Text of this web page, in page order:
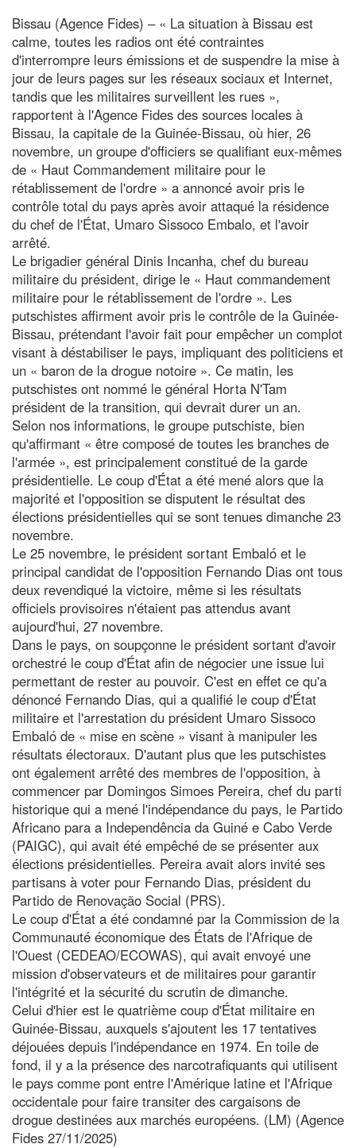
Bissau (Agence Fides) – « La situation à Bissau est
calme, toutes les radios ont été contraintes
d'interrompre leurs émissions et de suspendre la mise à
jour de leurs pages sur les réseaux sociaux et Internet,
tandis que les militaires surveillent les rues »,
rapportent à l'Agence Fides des sources locales à
Bissau, la capitale de la Guinée-Bissau, où hier, 26
novembre, un groupe d'officiers se qualifiant eux-mêmes
de « Haut Commandement militaire pour le
rétablissement de l'ordre » a annoncé avoir pris le
contrôle total du pays après avoir attaqué la résidence
du chef de l'État, Umaro Sissoco Embalo, et l'avoir
arrêté.
Le brigadier général Dinis Incanha, chef du bureau
militaire du président, dirige le « Haut commandement
militaire pour le rétablissement de l'ordre ». Les
putschistes affirment avoir pris le contrôle de la Guinée-
Bissau, prétendant l'avoir fait pour empêcher un complot
visant à déstabiliser le pays, impliquant des politiciens et
un « baron de la drogue notoire ». Ce matin, les
putschistes ont nommé le général Horta N'Tam
président de la transition, qui devrait durer un an.
Selon nos informations, le groupe putschiste, bien
qu'affirmant « être composé de toutes les branches de
l'armée », est principalement constitué de la garde
présidentielle. Le coup d'État a été mené alors que la
majorité et l'opposition se disputent le résultat des
élections présidentielles qui se sont tenues dimanche 23
novembre.
Le 25 novembre, le président sortant Embaló et le
principal candidat de l'opposition Fernando Dias ont tous
deux revendiqué la victoire, même si les résultats
officiels provisoires n'étaient pas attendus avant
aujourd'hui, 27 novembre.
Dans le pays, on soupçonne le président sortant d'avoir
orchestré le coup d'État afin de négocier une issue lui
permettant de rester au pouvoir. C'est en effet ce qu'a
dénoncé Fernando Dias, qui a qualifié le coup d'État
militaire et l'arrestation du président Umaro Sissoco
Embaló de « mise en scène » visant à manipuler les
résultats électoraux. D'autant plus que les putschistes
ont également arrêté des membres de l'opposition, à
commencer par Domingos Simoes Pereira, chef du parti
historique qui a mené l'indépendance du pays, le Partido
Africano para a Independência da Guiné e Cabo Verde
(PAIGC), qui avait été empêché de se présenter aux
élections présidentielles. Pereira avait alors invité ses
partisans à voter pour Fernando Dias, président du
Partido de Renovação Social (PRS).
Le coup d'État a été condamné par la Commission de la
Communauté économique des États de l'Afrique de
l'Ouest (CEDEAO/ECOWAS), qui avait envoyé une
mission d'observateurs et de militaires pour garantir
l'intégrité et la sécurité du scrutin de dimanche.
Celui d'hier est le quatrième coup d'État militaire en
Guinée-Bissau, auxquels s'ajoutent les 17 tentatives
déjouées depuis l'indépendance en 1974. En toile de
fond, il y a la présence des narcotrafiquants qui utilisent
le pays comme pont entre l'Amérique latine et l'Afrique
occidentale pour faire transiter des cargaisons de
drogue destinées aux marchés européens. (LM) (Agence
Fides 27/11/2025)